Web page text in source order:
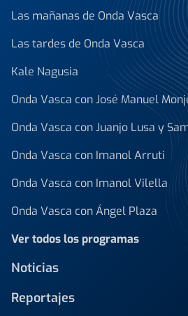
Las mañanas de Onda Vasca
Las tardes de Onda Vasca
Kale Nagusia
Onda Vasca con José Manuel
Onda Vasca con Juanjo Lusa y
Onda Vasca con Imanol Arruti
Onda Vasca con Imanol Vilella
Onda Vasca con Ángel Plaza
Ver todos los programas
Noticias
Reportajes